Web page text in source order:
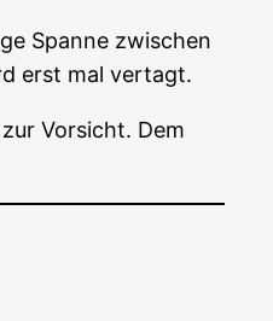
Span­ne zwi­schen
erst mal vertagt.
Vor­sicht. Dem